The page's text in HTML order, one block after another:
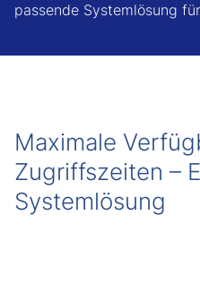
passende Systemlösung
Maximale
Zugriffszeiten –
Systemlösung